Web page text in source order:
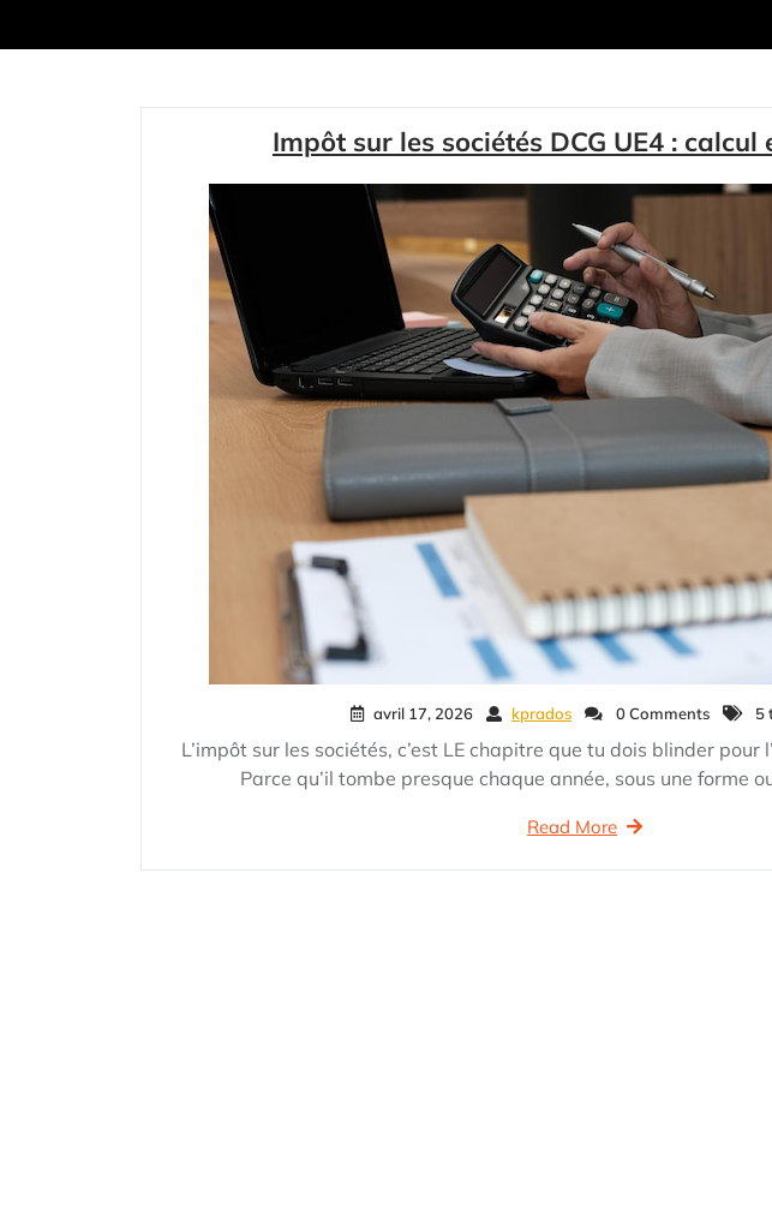
Impôt sur les sociétés DCG UE4 : calcul
avril 17, 2026 kprados 0 Comments 5
L’impôt sur les sociétés, c’est LE chapitre que tu dois blinder pour
Parce qu’il tombe presque chaque année, sous une forme
Read More